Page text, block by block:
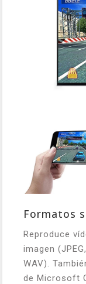
Formatos
Reproduce
imagen
WAV).
de Microsoft